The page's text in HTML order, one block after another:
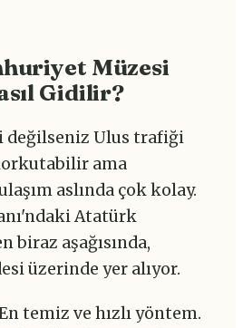
Müzesi
Gidilir?
değilseniz Ulus trafiği
ama
aslında çok kolay.
Atatürk
biraz aşağısında,
üzerinde yer alıyor.
temiz ve hızlı yöntem.